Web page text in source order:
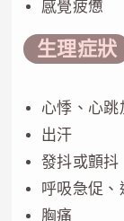
感覺疲憊
生理症狀
心悸、心跳
出汗
發抖或顫抖
呼吸急促、
胸痛